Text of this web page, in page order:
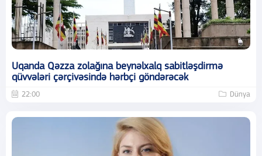
Uqanda Qəzza zolağına beynəlxalq sabitləşdirmə
qüvvələri çərçivəsində hərbçi göndərəcək
22:00 Dünya